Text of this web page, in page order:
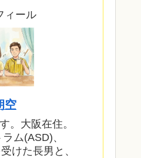
ィール
空
。大阪在住。
ム(ASD)、
けた長男と、